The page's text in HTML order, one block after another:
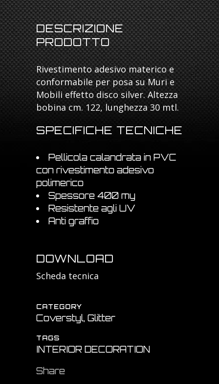
DESCRIZIONE
PRODOTTO
Rivestimento adesivo materico e
conformabile per posa su Muri e
Mobili effetto disco silver. Altezza
bobina cm. 122, lunghezza 30 mtl.
SPECIFICHE TECNICHE
Pellicola calandrata in PVC
con rivestimento adesivo
polimerico
Spessore 400 my
Resistente agli UV
Anti graffio
DOWNLOAD
Scheda tecnica
CATEGORY
Coverstyl, Glitter
TAGS
INTERIOR DECORATION
Share